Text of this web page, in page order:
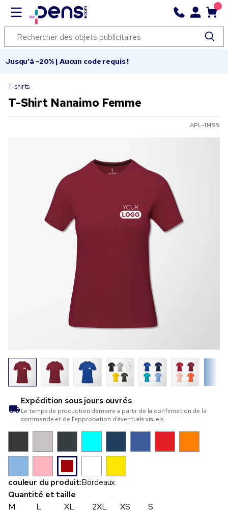
Jusqu’à -20% | Aucun code requis !
T-shirts
T-Shirt Nanaimo Femme
APL-11499
Expédition sousjours ouvrés
Le temps de production démarre à partir de la confirmation de la
commande et de l’approbation d’éventuels visuels.
couleur du produit:Bordeaux
Quantité et taille
M
L XL 2XL XS S